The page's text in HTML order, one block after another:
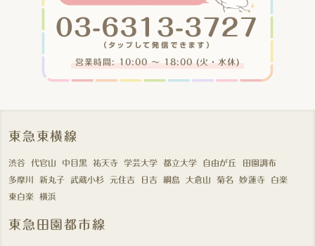
営業時間: 10:00 〜 18:00 (火・水休)
東急東横線
渋谷 代官山 中目黒 祐天寺 学芸大学 都立大学 自由が丘
田園調布
多摩川
新丸子 武蔵小杉 元住吉 日吉 綱島 大倉山 菊名 妙蓮寺
白楽
東白楽
横浜
東急田園都市線